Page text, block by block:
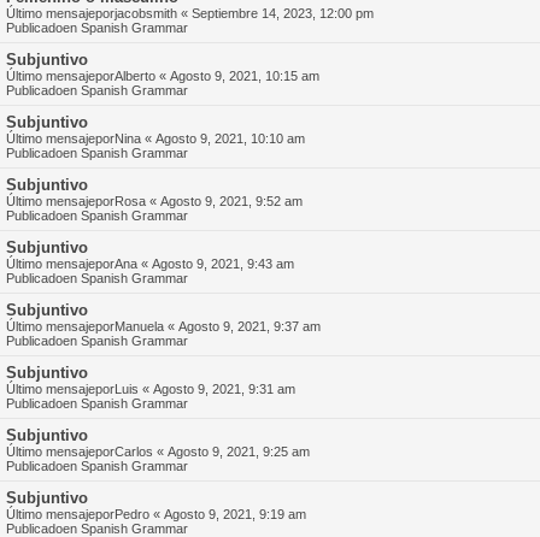
Último mensajeporjacobsmith « Septiembre 14, 2023, 12:00 pm
Publicadoen Spanish Grammar
Subjuntivo
Último mensajeporAlberto « Agosto 9, 2021, 10:15 am
Publicadoen Spanish Grammar
Subjuntivo
Último mensajeporNina « Agosto 9, 2021, 10:10 am
Publicadoen Spanish Grammar
Subjuntivo
Último mensajeporRosa « Agosto 9, 2021, 9:52 am
Publicadoen Spanish Grammar
Subjuntivo
Último mensajeporAna « Agosto 9, 2021, 9:43 am
Publicadoen Spanish Grammar
Subjuntivo
Último mensajeporManuela « Agosto 9, 2021, 9:37 am
Publicadoen Spanish Grammar
Subjuntivo
Último mensajeporLuis « Agosto 9, 2021, 9:31 am
Publicadoen Spanish Grammar
Subjuntivo
Último mensajeporCarlos « Agosto 9, 2021, 9:25 am
Publicadoen Spanish Grammar
Subjuntivo
Último mensajeporPedro « Agosto 9, 2021, 9:19 am
Publicadoen Spanish Grammar